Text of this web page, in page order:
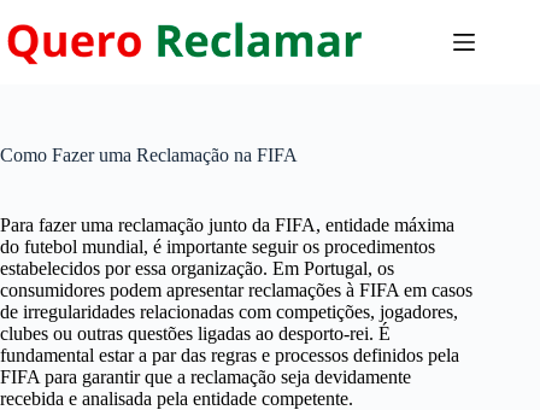
para
o
Como Fazer uma Reclamação na FIFA
Para fazer uma reclamação junto da FIFA, entidade máxima
do futebol mundial, é importante seguir os procedimentos
estabelecidos por essa organização. Em Portugal, os
consumidores podem apresentar reclamações à FIFA em casos
de irregularidades relacionadas com competições, jogadores,
clubes ou outras questões ligadas ao desporto-rei. É
fundamental estar a par das regras e processos definidos pela
FIFA para garantir que a reclamação seja devidamente
recebida e analisada pela entidade competente.